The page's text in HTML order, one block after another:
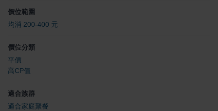
價位範圍
均消 200-400 元
價位分類
平價
高CP值
適合族群
適合家庭聚餐